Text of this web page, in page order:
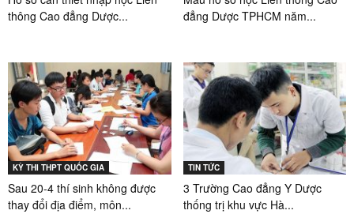
thông Cao đẳng Dược...
đẳng Dược TPHCM năm...
KỲ THI THPT QUỐC GIA
Sau 20-4 thí sinh không được
thay đổi địa điểm, môn...
TIN TỨC
3 Trường Cao đẳng Y Dược
thống trị khu vực Hà...